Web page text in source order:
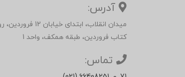
آدرس:
میدان انقلاب،
کتاب فروردین، طبقه همکف، واحد 1
تماس: